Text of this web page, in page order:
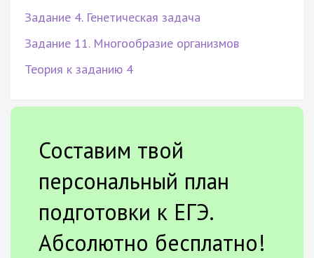
Задание 4. Генетическая задача
Задание 11. Многообразие организмов
Теория к заданию 4
Составим твой
персональный план
подготовки к ЕГЭ.
Абсолютно бесплатно!